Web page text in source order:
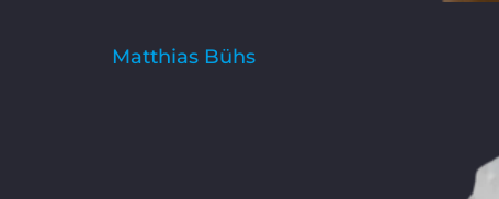
Matthias Bühs